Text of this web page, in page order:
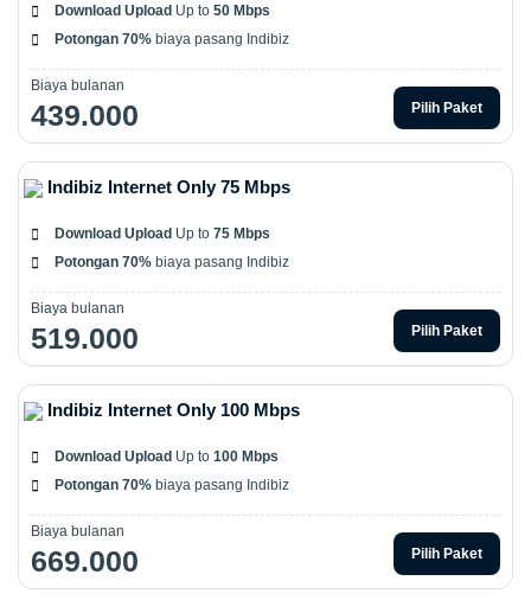
Download Upload Up to 50 Mbps
Potongan 70% biaya pasang Indibiz
Biaya bulanan
439.000 Pilih Paket
Indibiz Internet Only 75 Mbps
Download Upload Up to 75 Mbps
Potongan 70% biaya pasang Indibiz
Biaya bulanan
519.000 Pilih Paket
Indibiz Internet Only 100 Mbps
Download Upload Up to 100 Mbps
Potongan 70% biaya pasang Indibiz
Biaya bulanan
669.000 Pilih Paket